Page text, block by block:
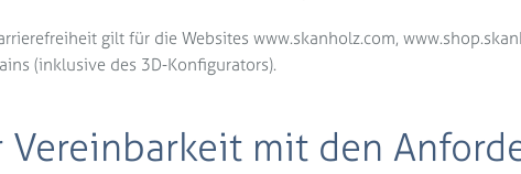
gilt für die Websites www.skanholz.com,
(inklusive des 3D-Konfigurators).
Vereinbarkeit mit den